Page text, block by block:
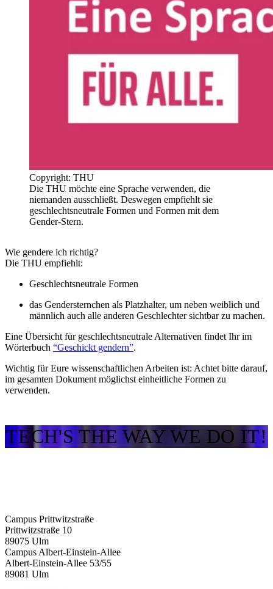
Copyright: THU
Die THU möchte eine Sprache verwenden, die
niemanden ausschließt. Deswegen empfiehlt sie
geschlechtsneutrale Formen und Formen mit dem
Gender-Stern.
Wie gendere ich richtig?
Die THU empfiehlt:
Geschlechtsneutrale Formen
das Gendersternchen als Platzhalter, um neben weiblich und
männlich auch alle anderen Geschlechter sichtbar zu machen.
Eine Übersicht für geschlechtsneutrale Alternativen findet Ihr im
Wörterbuch “Geschickt gendern”.
Wichtig für Eure wissenschaftlichen Arbeiten ist: Achtet bitte darauf,
im gesamten Dokument möglichst einheitliche Formen zu
verwenden.
TECH'S THE WAY WE DO IT!
Campus Prittwitzstraße
Prittwitzstraße 10
89075 Ulm
Campus Albert-Einstein-Allee
Albert-Einstein-Allee 53/​55
89081 Ulm